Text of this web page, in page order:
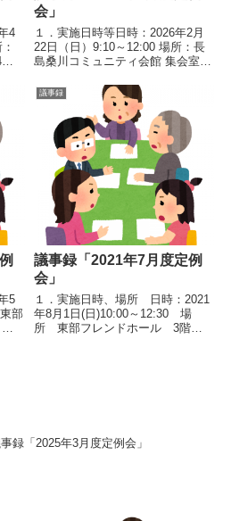
4
長
会」
１．実施日時等日時：2026年2月
22日（日）9:10～12:00 場所：長
島桑川コミュニティ会館 集会室1
視覚障碍者福祉協会新年会日時：
1月18日(日) 11:45～14:30集合：タ
ワーホール船堀2階 桃源...
5
部
議事録
議事録「2021年7月度定例
会」
１．実施日時、場所 日時：2021
年8月1日(日)10:00～12:30 場
所 東部フレンドホール 3階
録「2025年3月度定例会」